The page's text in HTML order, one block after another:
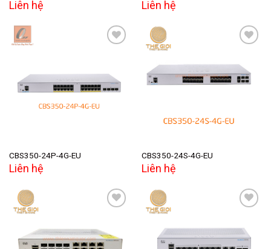
Liên hệ Liên hệ
Add to
wishlist
CBS350-24P-4G-EU
Liên hệ
Add to
wishlist
CBS350-24S-4G-EU
Liên hệ
Add to
wishlist
Add to
wishlist